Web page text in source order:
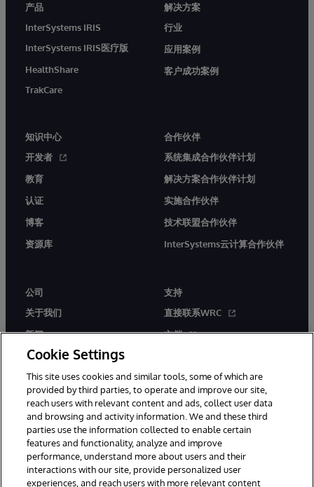
产品
InterSystems IRIS
InterSystems IRIS医疗版
HealthShare
TrakCare
解决方案
行业
应用案例
客户成功案例
知识中心
开发者
教育
认证
博客
资源库
合作伙伴
系统集成合作伙伴计划
解决方案合作伙伴计划
实施合作伙伴
技术联盟合作伙伴
InterSystems云计算合作伙伴
公司
关于我们
新闻
活动
工作机会
支持
直接联系WRC
文档
© 1996-2026 InterSystems Corporation, Boston, MA. 系联软件（北
京）有限公司 版权所有。京ICP备2021005331号
Cookie Settings
This site uses cookies and similar tools, some of which are
provided by third parties, to operate and improve our site,
reach users with relevant content and ads, collect user data
and browsing and activity information. We and these third
parties use the information collected to enable certain
features and functionality, analyze and improve
performance, understand more about users and their
interactions with our site, provide personalized user
experiences, and reach users with more relevant content